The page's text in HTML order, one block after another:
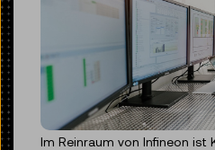
Im Reinraum von Infineon ist